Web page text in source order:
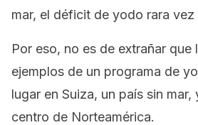
mar, el déficit de yodo rara vez
Por eso, no es de extrañar que
ejemplos de un programa de
lugar en Suiza, un país sin
centro de Norteamérica.